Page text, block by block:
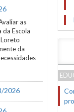
as
Escola
da
2026